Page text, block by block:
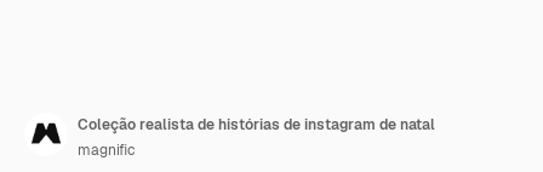
Coleção realista de histórias de instagram de natal
magnific